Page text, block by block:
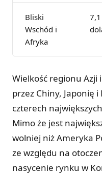
Bliski
Wschód i
Afryka
Wielkość regionu Azji
przez Chiny, Japonię
czterech
Mimo że jest
wolniej niż Ameryka
ze względu na
nasycenie rynku w